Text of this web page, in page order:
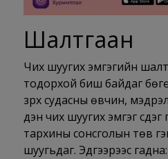
Шалтгаан
Чих шуугих эмгэгийн
тодорхой биш байдаг
зүрх судасны өвчин,
үүдэн чих шуугих эмгэг
тархины сонсголын төв
шуугьдаг. Эдгээрээс гадна: